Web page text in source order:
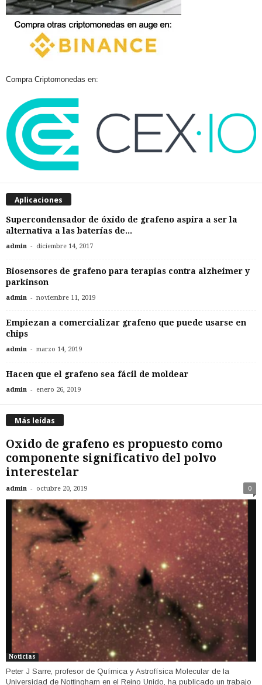
Compra Criptomonedas en:
Aplicaciones
Supercondensador de óxido de grafeno aspira a ser la
alternativa a las baterías de...
admin - diciembre 14, 2017
Biosensores de grafeno para terapias contra alzheimer y
parkinson
admin - noviembre 11, 2019
Empiezan a comercializar grafeno que puede usarse en
chips
admin - marzo 14, 2019
Hacen que el grafeno sea fácil de moldear
admin - enero 26, 2019
Más leídas
Oxido de grafeno es propuesto como
componente significativo del polvo
interestelar
admin - octubre 20, 2019 0
Noticias
Peter J Sarre, profesor de Química y Astrofísica Molecular de la
Universidad de Nottingham en el Reino Unido, ha publicado un trabajo